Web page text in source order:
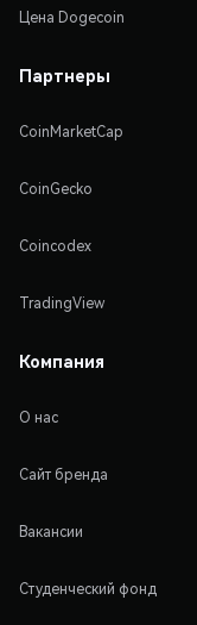
Цена Dogecoin
Партнеры
CoinMarketCap
CoinGecko
Coincodex
TradingView
Компания
О нас
Сайт бренда
Вакансии
Студенческий фонд